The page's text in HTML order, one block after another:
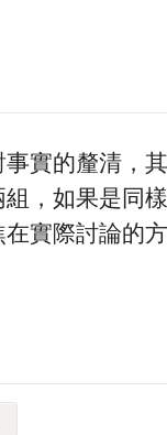
實的釐清，
，如果是同
實際討論的